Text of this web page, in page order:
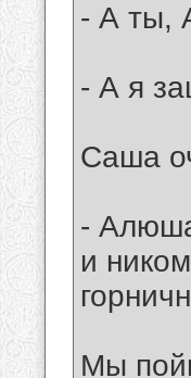
- А ты,
- А я
Саша
-
и
Мы